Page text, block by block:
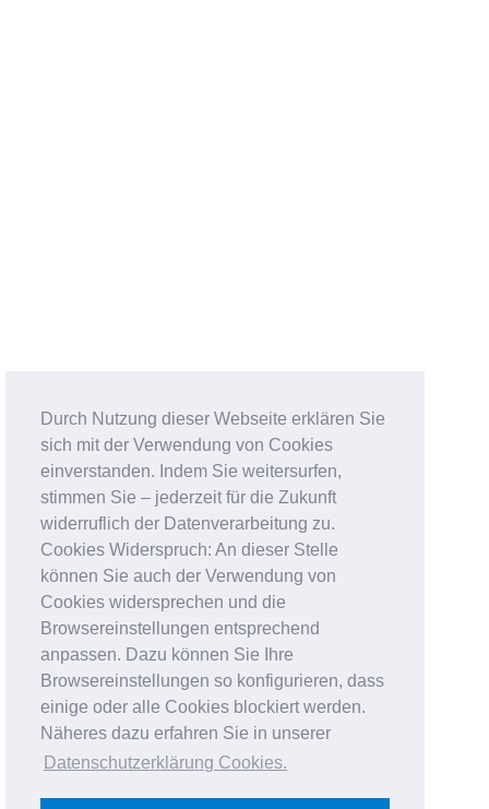
Durch Nutzung dieser Webseite erklären Sie
sich mit der Verwendung von Cookies
einverstanden. Indem Sie weitersurfen,
stimmen Sie – jederzeit für die Zukunft
widerruflich der Datenverarbeitung zu.
Cookies Widerspruch: An dieser Stelle
können Sie auch der Verwendung von
Cookies widersprechen und die
Browsereinstellungen entsprechend
anpassen. Dazu können Sie Ihre
Browsereinstellungen so konfigurieren, dass
einige oder alle Cookies blockiert werden.
Näheres dazu erfahren Sie in unserer
Datenschutzerklärung Cookies.